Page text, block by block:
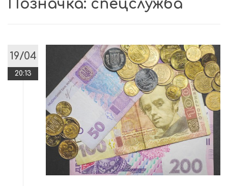
Позначка: спецслужба
19/04
20:13